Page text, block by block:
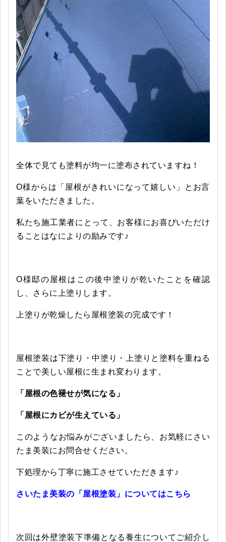
全体で見ても塗料が均一に塗布されていますね！
O様からは「屋根がきれいになって嬉しい」とお言
葉をいただきました。
私たち施工業者にとって、お客様にお喜びいただけ
ることはなによりの励みです♪
O様邸の屋根はこの後中塗りが乾いたことを確認
し、さらに上塗りします。
上塗りが乾燥したら屋根塗装の完成です！
屋根塗装は下塗り・中塗り・上塗りと塗料を重ねる
ことで美しい屋根に生まれ変わります。
「屋根の色褪せが気になる」
「屋根にカビが生えている 」
このようなお悩みがございましたら、お気軽にさい
たま美装にお問合せください。
下処理から丁寧に施工させていただきます♪
さいたま美装の「屋根塗装」についてはこちら
次回は外壁塗装下準備となる養生についてご紹介し